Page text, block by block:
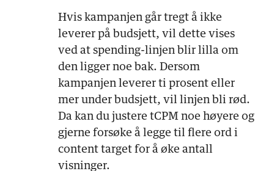
Hvis kampanjen går tregt å ikke
leverer på budsjett, vil dette vises
ved at spending-linjen blir lilla om
den ligger noe bak. Dersom
kampanjen leverer ti prosent eller
mer under budsjett, vil linjen bli rød.
Da kan du justere tCPM noe høyere og
gjerne forsøke å legge til flere ord i
content target for å øke antall
visninger.